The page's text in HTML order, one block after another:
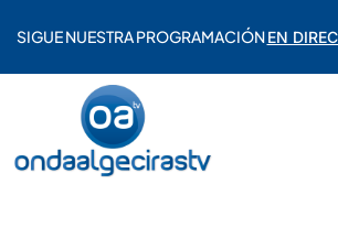
SIGUE NUESTRA PROGRAMACIÓNEN